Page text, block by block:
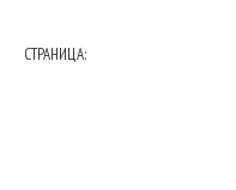
СТРАНИЦА: